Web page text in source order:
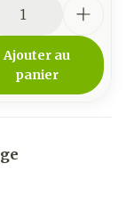
Ajouter au
panier
la